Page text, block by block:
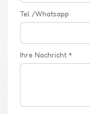
Tel /Whatsapp
Ihre Nachricht *